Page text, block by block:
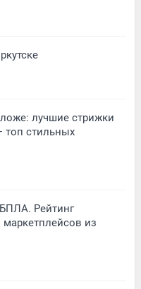
лучшие стрижки
стильных
БПЛА. Рейтинг
из